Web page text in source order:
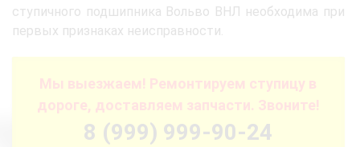
ступичного подшипника Вольво ВНЛ необходима при
первых признаках неисправности.
Мы выезжаем! Ремонтируем ступицу в
дороге, доставляем запчасти. Звоните!
8 (999) 999-90-24